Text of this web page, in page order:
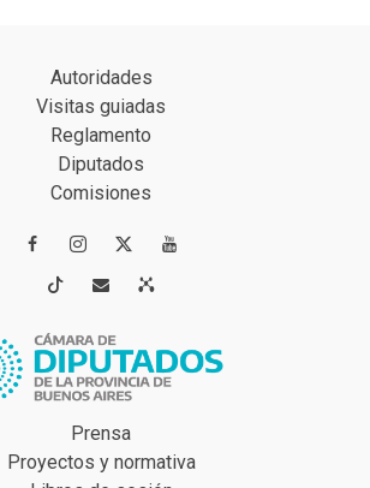
Autoridades
Visitas guiadas
Reglamento
Diputados
Comisiones
 
 
Prensa
Proyectos y normativa